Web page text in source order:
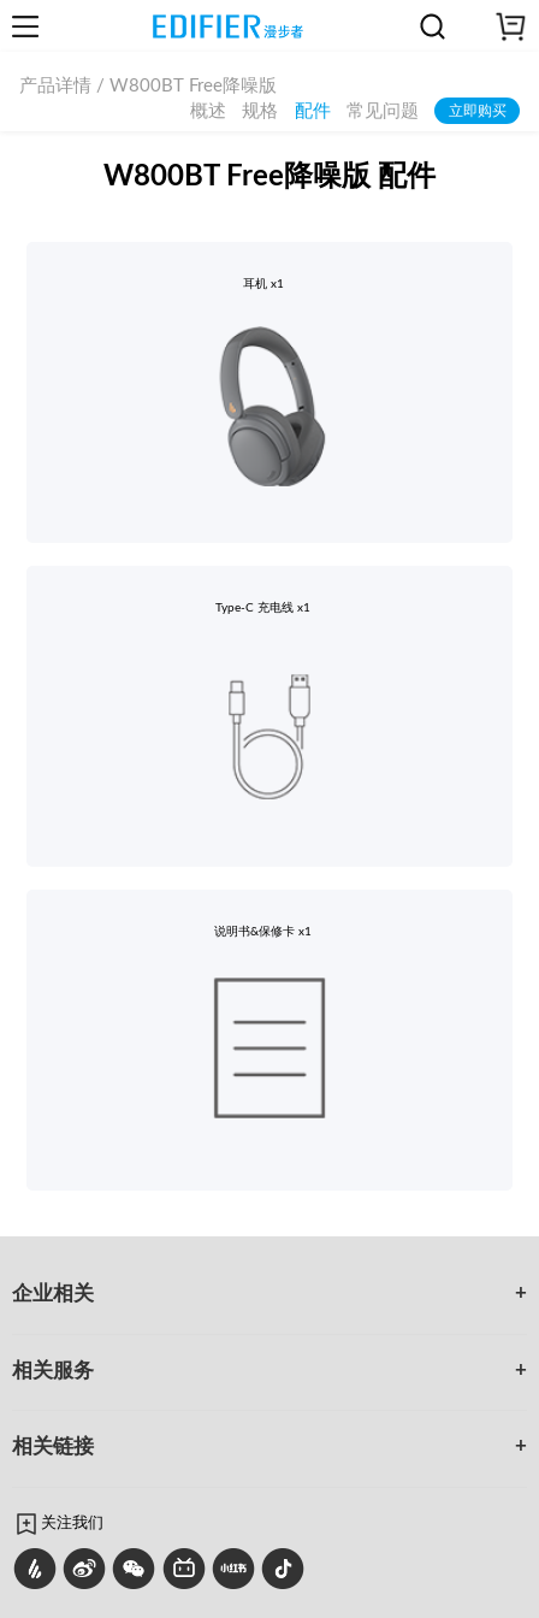
产品详情 / W800BT Free降噪版
概述
规格 配件 常见问题 立即购买
W800BT Free降噪版 配件
耳机 x1
Type-C 充电线 x1
说明书&保修卡 x1
企业相关
相关服务
相关链接
关注我们